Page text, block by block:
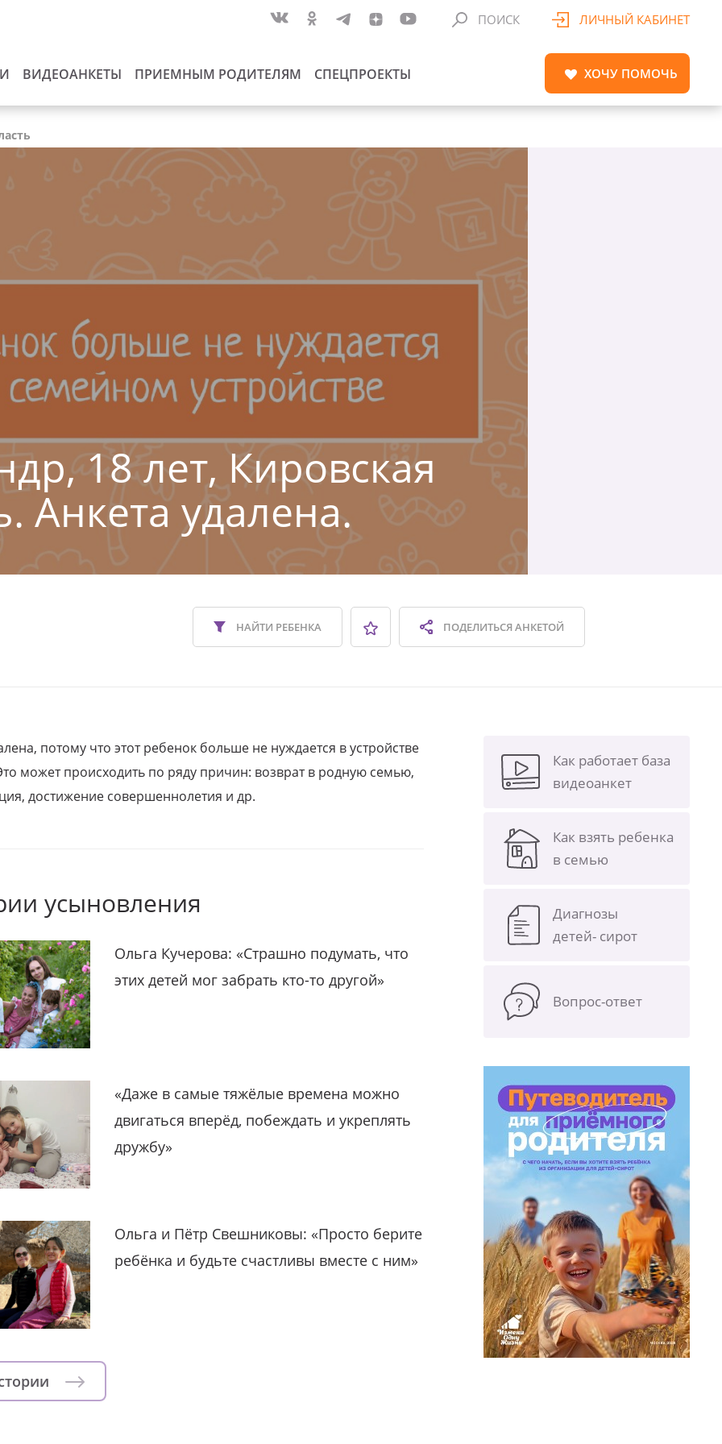
ВИДЕОАНКЕТЫ ПРИЕМНЫМ РОДИТЕЛЯМ СПЕЦПРОЕКТЫ
ПОИСК ЛИЧНЫЙ КАБИНЕТ
ХОЧУ ПОМОЧЬ
18 лет, Кировская
Анкета удалена.
ПОДЕЛИТЬСЯАНКЕТОЙ
НАЙТИ РЕБЕНКА
потому что этот ребенок больше не нуждается в устройстве
может происходить по ряду причин: возврат в родную семью,
достижение совершеннолетия и др.
усыновления
Ольга Кучерова: «Страшно подумать, что
этих детей мог забрать кто-то другой»
«Даже в самые тяжёлые времена можно
двигаться вперёд, побеждать и укреплять
дружбу»
Ольга и Пётр Свешниковы: «Просто берите
ребёнка и будьте счастливы вместе с ним»
Как работает база
видеоанкет
Как взять ребенка
в семью
Диагнозы
детей- сирот
Вопрос-ответ